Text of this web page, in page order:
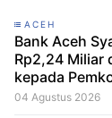
ACEH
Bank Aceh
Rp2,24 Miliar
kepada
04 Agustus 2026